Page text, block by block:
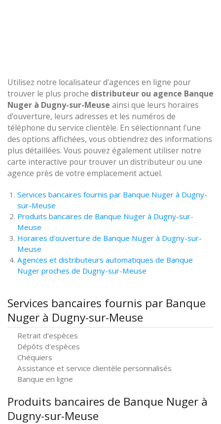
Utilisez notre localisateur d'agences en ligne pour
trouver le plus proche distributeur ou agence Banque
Nuger à Dugny-sur-Meuse ainsi que leurs horaires
d'ouverture, leurs adresses et les numéros de
téléphone du service clientèle. En sélectionnant l'une
des options affichées, vous obtiendrez des informations
plus détaillées. Vous pouvez également utiliser notre
carte interactive pour trouver un distributeur ou une
agence près de votre emplacement actuel.
Services bancaires fournis par Banque Nuger à Dugny-
sur-Meuse
Produits bancaires de Banque Nuger à Dugny-sur-
Meuse
Horaires d'ouverture de Banque Nuger à Dugny-sur-
Meuse
Agences et distributeurs automatiques de Banque
Nuger proches de Dugny-sur-Meuse
Services bancaires fournis par Banque
Nuger à Dugny-sur-Meuse
Retrait d'espèces
Dépôts d'espèces
Chéquiers
Assistance et service clientèle personnalisés
Banque en ligne
Produits bancaires de Banque Nuger à
Dugny-sur-Meuse